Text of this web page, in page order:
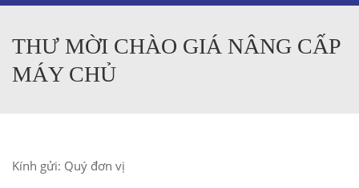
THƯ MỜI CHÀO GIÁ NÂNG CẤP
MÁY CHỦ
Kính gửi: Quý đơn vị